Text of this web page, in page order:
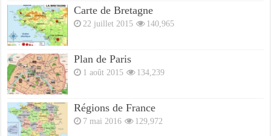
Carte de Bretagne
22 juillet 2015 140,965
Plan de Paris
1 août 2015 134,239
Régions de France
7 mai 2016 129,972